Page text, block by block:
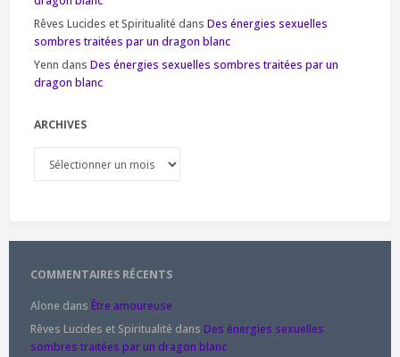
Rêves Lucides et Spiritualité dans Des énergies sexuelles
sombres traitées par un dragon blanc
Yenn dans Des énergies sexuelles sombres traitées par un
dragon blanc
ARCHIVES
COMMENTAIRES RÉCENTS
Alone dans Être amoureuse
Rêves Lucides et Spiritualité dans Des énergies sexuelles
sombres traitées par un dragon blanc